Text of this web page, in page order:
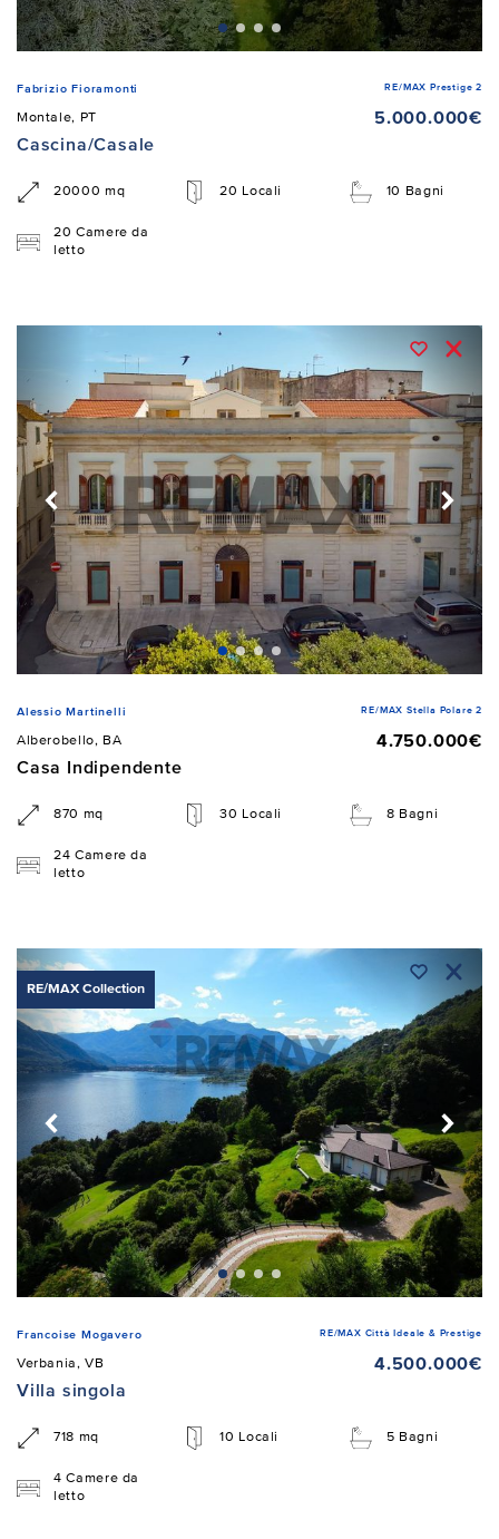
Fabrizio Fioramonti RE/MAX Prestige 2
Montale, PT
5.000.000€
Cascina/Casale
20000 mq 20 Locali 10 Bagni
20 Camere da
letto
Alessio Martinelli RE/MAX Stella Polare 2
Alberobello, BA
4.750.000€
Casa Indipendente
870 mq 30 Locali 8 Bagni
24 Camere da
letto
RE/MAX Collection
Francoise Mogavero RE/MAX Città Ideale & Prestige
Verbania, VB
4.500.000€
Villa singola
718 mq 10 Locali 5 Bagni
4 Camere da
letto